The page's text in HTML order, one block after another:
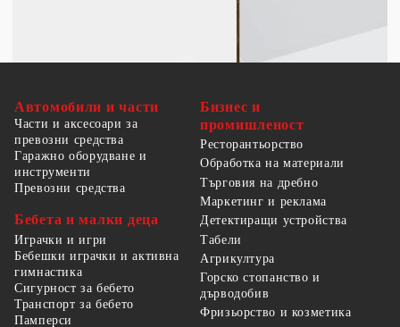
Автомобили и части
Части и аксесоари за
превозни средства
Гаражно оборудване и
инструменти
Превозни средства
Бебета и малки деца
Играчки и игри
Бебешки играчки и активна
гимнастика
Сигурност за бебето
Транспорт за бебето
Памперси
Бизнес и
промишленост
Ресторантьорство
Обработка на материали
Търговия на дребно
Маркетинг и реклама
Детектиращи устройства
Табели
Агрикултура
Горско стопанство и
дърводобив
Фризьорство и козметика